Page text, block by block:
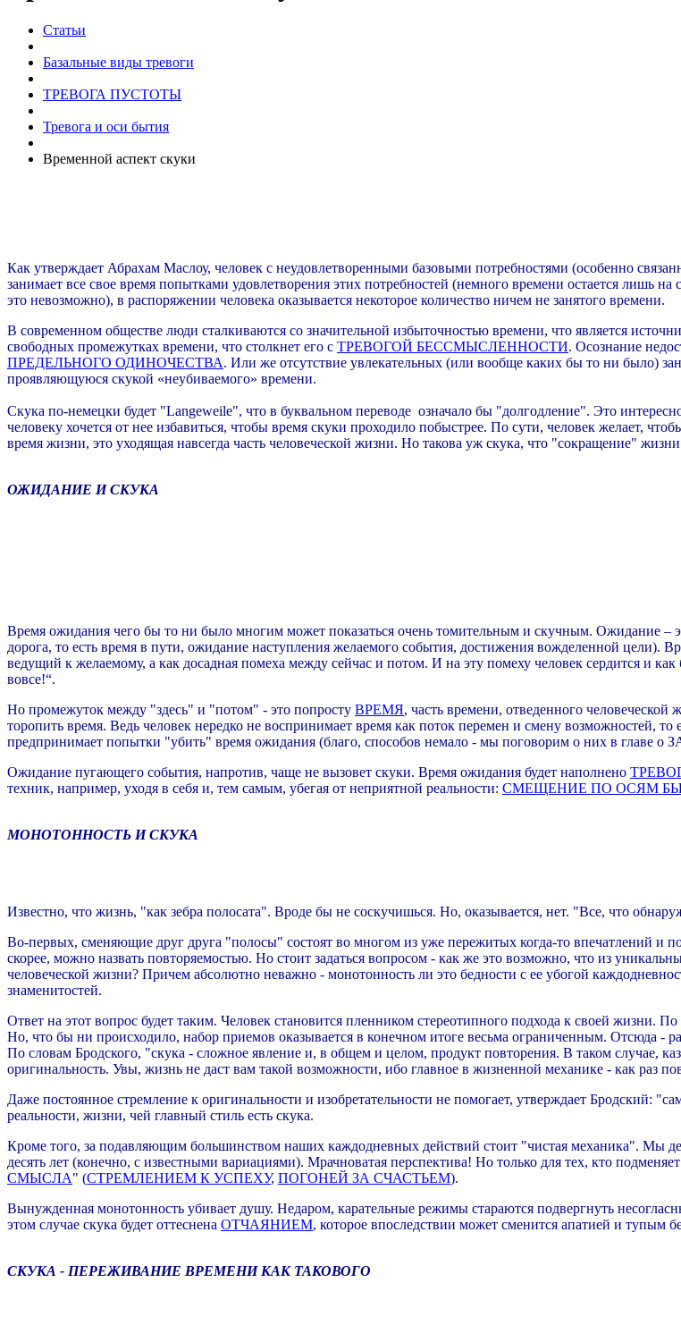
Статьи
Базальные виды тревоги
ТРЕВОГА ПУСТОТЫ
Тревога и оси бытия
Временной аспект скуки
Как утверждает Абрахам Маслоу, человек с неудовлетворенными базовыми потребностями (особенно
занимает все свое время попытками удовлетворения этих потребностей (немного времени остается лишь
это невозможно), в распоряжении человека оказывается некоторое количество ничем не занятого времени.
В современном обществе люди сталкиваются со значительной избыточностью времени, что является
свободных промежутках времени, что столкнет его с ТРЕВОГОЙ БЕССМЫСЛЕННОСТИ. Осознание
ПРЕДЕЛЬНОГО ОДИНОЧЕСТВА. Или же отсутствие увлекательных (или вообще каких бы то ни было)
проявляющуюся скукой «неубиваемого» времени.
Скука по-немецки будет "Langeweile", что в буквальном переводе означало бы "долгодление". Это
человеку хочется от нее избавиться, чтобы время скуки проходило побыстрее. По сути, человек желает,
время жизни, это уходящая навсегда часть человеческой жизни. Но такова уж скука, что "сокращение"
ОЖИДАНИЕ И СКУКА
Время ожидания чего бы то ни было многим может показаться очень томительным и скучным. Ожидание –
дорога, то есть время в пути, ожидание наступления желаемого события, достижения вожделенной цели).
ведущий к желаемому, а как досадная помеха между сейчас и потом. И на эту помеху человек сердится и
вовсе!“.
Но промежуток между "здесь" и "потом" - это попросту ВРЕМЯ, часть времени, отведенного
торопить время. Ведь человек нередко не воспринимает время как поток перемен и смену возможностей,
предпринимает попытки "убить" время ожидания (благо, способов немало - мы поговорим о них в
Ожидание пугающего события, напротив, чаще не вызовет скуки. Время ожидания будет наполнено
техник, например, уходя в себя и, тем самым, убегая от неприятной реальности: СМЕЩЕНИЕ ПО ОСЯМ
МОНОТОННОСТЬ И СКУКА
Известно, что жизнь, "как зебра полосата". Вроде бы не соскучишься. Но, оказывается, нет. "Все, что
Во-первых, сменяющие друг друга "полосы" состоят во многом из уже пережитых когда-то впечатлений и
скорее, можно назвать повторяемостью. Но стоит задаться вопросом - как же это возможно, что из
человеческой жизни? Причем абсолютно неважно - монотонность ли это бедности с ее убогой
знаменитостей.
Ответ на этот вопрос будет таким. Человек становится пленником стереотипного подхода к своей жизни.
Но, что бы ни происходило, набор приемов оказывается в конечном итоге весьма ограниченным. Отсюда -
По словам Бродского, "скука - сложное явление и, в общем и целом, продукт повторения. В таком случае,
оригинальность. Увы, жизнь не даст вам такой возможности, ибо главное в жизненной механике - как раз
Даже постоянное стремление к оригинальности и изобретательности не помогает, утверждает Бродский:
реальности, жизни, чей главный стиль есть скука.
Кроме того, за подавляющим большинством наших каждодневных действий стоит "чистая механика". Мы
десять лет (конечно, с известными вариациями). Мрачноватая перспектива! Но только для тех, кто
СМЫСЛА" (СТРЕМЛЕНИЕМ К УСПЕХУ, ПОГОНЕЙ ЗА СЧАСТЬЕМ).
Вынужденная монотонность убивает душу. Недаром, карательные режимы стараются подвергнуть
этом случае скука будет оттеснена ОТЧАЯНИЕМ, которое впоследствии может сменится апатией и тупым
СКУКА - ПЕРЕЖИВАНИЕ ВРЕМЕНИ КАК ТАКОВОГО